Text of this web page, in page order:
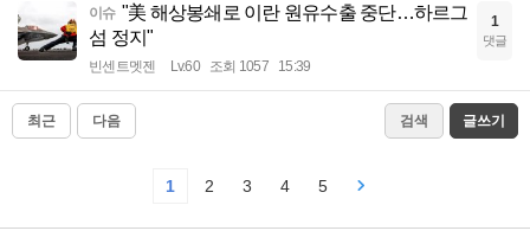
이슈 "美 해상봉쇄로 이란 원유수출 중단…하르그
섬 정지"
빈센트멧젠 Lv.60 조회 1057 15:39
1
댓글
최근 다음 검색 글쓰기
1 2 3 4 5